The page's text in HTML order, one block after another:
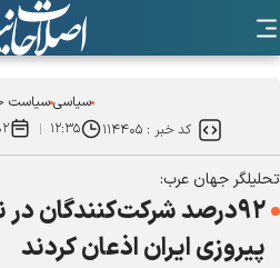
سیاسیسیاست
کد خبر :۱۱۴۴۰۵ ۱۲:۳۵
تحلیلگر جهان عرب:
۹۲درصد شرکت‌کنندگان
پیروزی ایران اذعان کردند